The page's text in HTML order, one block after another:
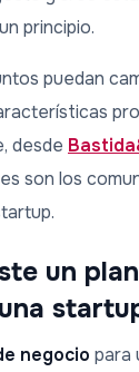
principio.
puedan
desde
son los
un
negocio para